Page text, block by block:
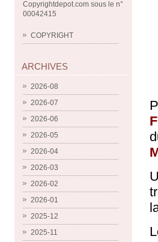
Copyrightdepot.com sous le n°
00042415
COPYRIGHT
ARCHIVES
2026-08
2026-07
2026-06
2026-05
2026-04
2026-03
2026-02
2026-01
2025-12
2025-11